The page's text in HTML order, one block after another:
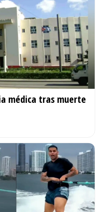
médica tras muerte